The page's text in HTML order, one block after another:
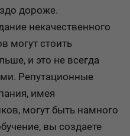
дороже.
некачественного
могут стоить
и это не всегда
Репутационные
имея
могут быть намного
вы создаете